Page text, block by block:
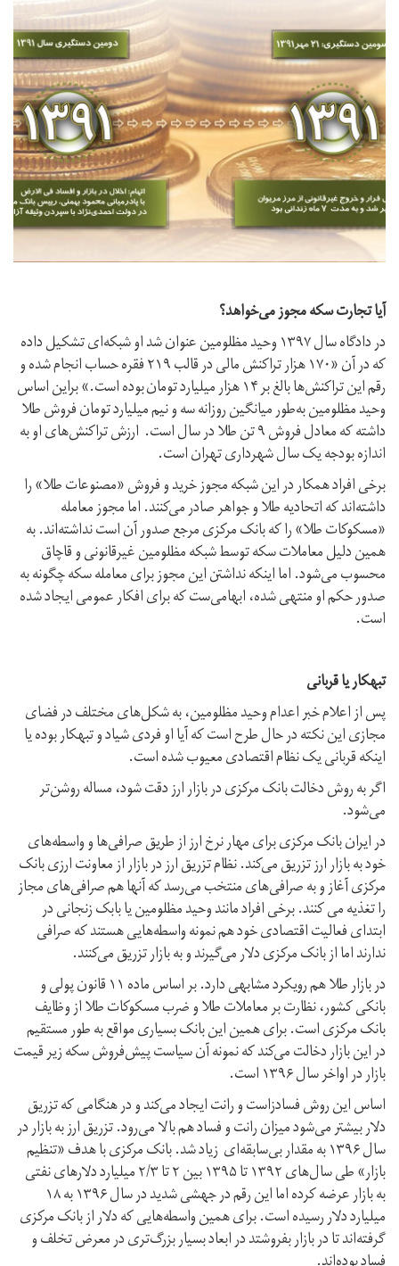
آیا تجارت سکه مجوز می‌خواهد؟
در دادگاه سال ۱۳۹۷ وحید مظلومین عنوان شد او شبکه‌ای تشکیل داده
که در آن «۱۷۰ هزار تراکنش مالی در قالب ۲۱۹ فقره حساب انجام شده و
رقم این تراکنش‌ها بالغ بر ۱۴ هزار میلیارد تومان بوده است.» براین اساس
وحید مظلومین به‌طور میانگین روزانه سه و نیم میلیارد تومان فروش طلا
داشته که معادل فروش ۹ تن طلا در سال است. ارزش تراکنش‌های او به
اندازه بودجه یک‌ سال شهرداری تهران است.
برخی افراد همکار در این شبکه مجوز خرید و فروش «مصنوعات طلا» را
داشته‌اند که اتحادیه طلا و جواهر صادر می‌کنند. اما مجوز معامله
«مسکوکات طلا» را که بانک مرکزی مرجع صدور آن است نداشته‌اند. به
همین دلیل معاملات سکه توسط شبکه مظلومین غیرقانونی و قاچاق
محسوب می‌شود. اما اینکه نداشتن این مجوز برای معامله سکه چگونه به
صدور حکم او منتهی شده، ابهامی‌‌ست که برای افکار عمومی ایجاد شده
است.
تبهکار یا قربانی
پس از اعلام خبر اعدام وحید مظلومین، به شکل‌های مختلف در فضای
مجازی این نکته در حال طرح است که آیا او فردی شیاد و تبهکار بوده یا
اینکه قربانی یک نظام اقتصادی معیوب شده است.
اگر به روش دخالت بانک مرکزی در بازار ارز دقت شود، مساله روشن‌تر
می‌شود.
در ایران بانک مرکزی برای مهار نرخ ارز از طریق صرافی‌ها و واسطه‌های
خود به بازار ارز تزریق می‌کند. نظام تزریق ارز در بازار از معاونت ارزی بانک
مرکزی آغاز و به صرافی‌های منتخب می‌رسد که آنها هم صرافی‌های مجاز
را تغذیه می کنند. برخی افراد مانند وحید مظلومین یا بابک زنجانی در
ابتدای فعالیت اقتصادی خود هم نمونه واسطه‌هایی هستند که صرافی
ندارند اما از بانک مرکزی دلار می‌گیرند و به بازار تزریق می‌کنند.
در بازار طلا هم رویکرد مشابهی دارد. بر اساس ماده ۱۱ قانون پولی و
بانکی کشور، نظارت بر معاملات طلا و ضرب مسکوکات طلا از وظایف
بانک مرکزی است. برای همین این بانک بسیاری مواقع به طور مستقیم
در این بازار دخالت می‌کند که نمونه آن سیاست پیش‌فروش سکه زیر قیمت
بازار در اواخر سال ۱۳۹۶ است.
اساس این روش فسادزاست و رانت ایجاد می‌کند و در هنگامی که تزریق
دلار بیشتر می‌شود میزان رانت و فساد هم بالا می‌رود. تزریق ارز به بازار در
سال ۱۳۹۶ به مقدار بی‌سابقه‌ای زیاد شد. بانک مرکزی با هدف «تنظیم
بازار» طی سال‌های ۱۳۹۲ تا ۱۳۹۵ بین ۲ تا ۲/۳ میلیارد دلارهای نفتی
به بازار عرضه کرده اما این رقم در جهشی شدید در سال ۱۳۹۶ به ۱۸
میلیارد دلار رسیده است. برای همین واسطه‌هایی که دلار از بانک مرکزی
گرفته‌اند تا در بازار بفروشتد در ابعاد بسیار بزرگ‌تری در معرض تخلف و